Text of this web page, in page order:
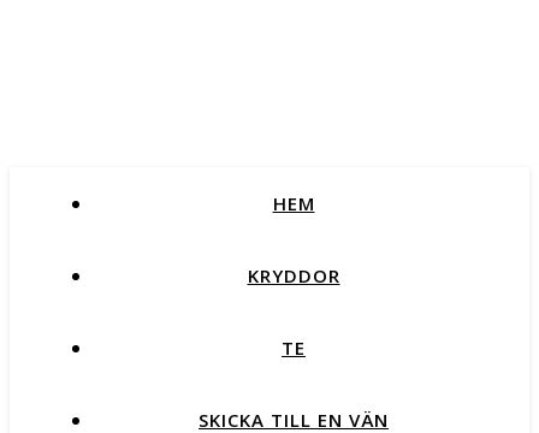
HEM
KRYDDOR
TE
SKICKA TILL EN VÄN